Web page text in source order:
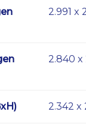
2.991 x
2.840 x
2.342 x